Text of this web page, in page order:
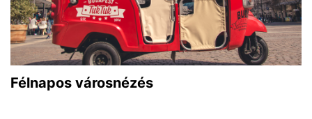
Félnapos városnézés